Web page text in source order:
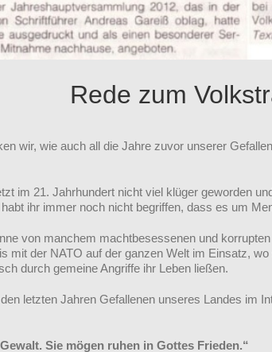
Rede zum
wir, wie auch all die Jahre zuvor unserer
im 21. Jahrhundert nicht viel klüger geworden
ihr immer noch nicht begriffen, dass es um
von manchem machtbesessenen und
mit der NATO auf der ganzen Welt im Einsatz,
durch gemeine Angriffe ihr Leben ließen.
letzten Jahren Gefallenen unseres Landes im
Sie mögen ruhen in Gottes Frieden.“